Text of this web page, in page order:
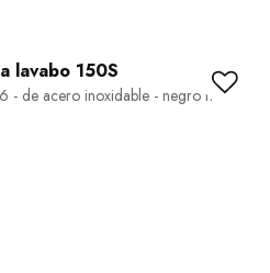
lavabo 150S
- de acero inoxidable - negro mate